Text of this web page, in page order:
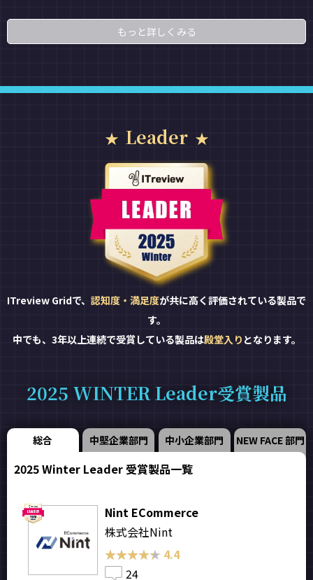
もっと詳しくみる
Leader
ITreview Gridで、 認知度・満足度が共に高く評価されている製品で
す。
中でも、3年以上連続で受賞している製品は殿堂入り となります。
2025 WINTER Leader受賞製品
総合 中堅企業部門 中小企業部門 NEW FACE 部門
2025 Winter Leader 受賞製品一覧
Nint ECommerce
株式会社Nint
★★★★★
★★★★★ 4.4
24